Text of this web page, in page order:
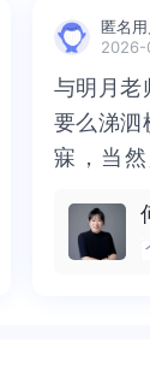
何界定财产
己合法持有
做一些该有
自己还有家
了，你的内
你有足够底
长、还是短
不会亏本、
的大女主剧
何界定财产
己合法持有
做一些该有
自己还有家
了，你的内
你有足够底
长、还是短
不会亏本、
的大女主剧
像又都不是
是拉扯和消
也有过愤怒
限性终究给
的关系有可
的关系，或
父母从心理
你还没有办
你想要的关
耗的，对这
和恨意。最
不了你真正
能都只是一
许是因为你
上分离，早
法让自己从
关注什么就
静下心来想
什么？把两
承担自己的
的感受，从
么感想？你
么就会放大
心来想一想
？把两者区
自己的成功
受，从旁观
想？你想对
小时候的那
”的具体操
师。咨询师
建议。因为
岁的“内在
题，能够早
的，就以上
那个“内在小
操作方法，
师她是专业
为我们每个
在小孩”。
日得到一个
这些了。希
匿名
2026-
与明月老
要么涕泗
寐，当
来，觉
再困于
与明月老
要么涕泗
寐，当然
不必再
梏，更